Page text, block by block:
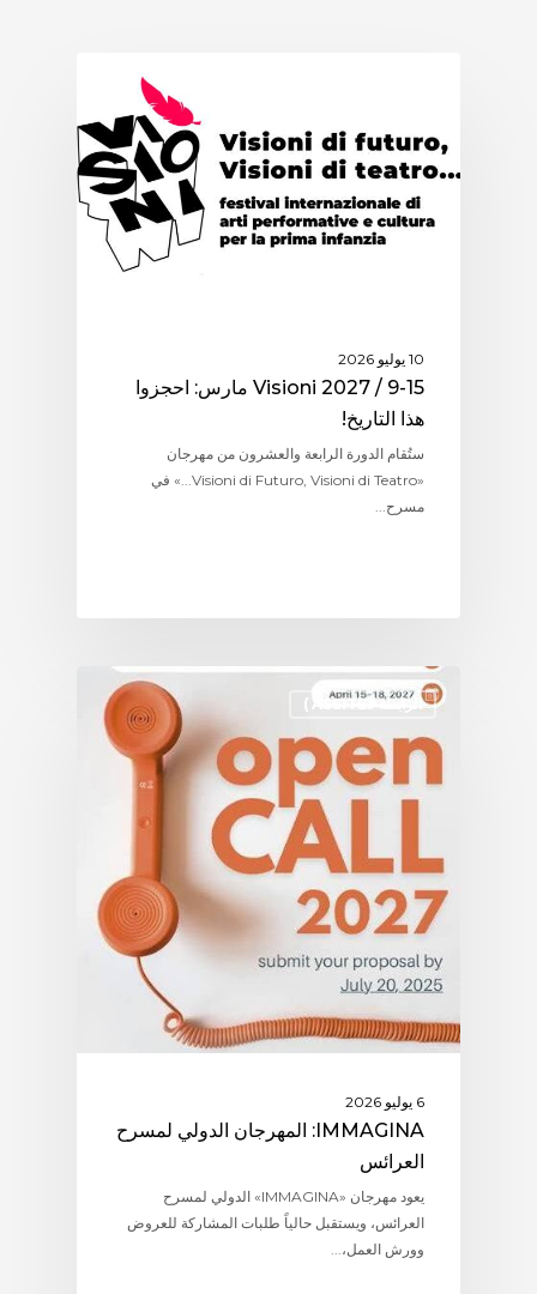
10 يوليو 2026
Visioni 2027 / 9-15 مارس: احجزوا
هذا التاريخ!
ستُقام الدورة الرابعة والعشرون من مهرجان
«Visioni di Futuro, Visioni di Teatro...» في
مسرح...
الرابطة ASSITEJ )
6 يوليو 2026
IMMAGINA: المهرجان الدولي لمسرح
العرائس
يعود مهرجان «IMMAGINA» الدولي لمسرح
العرائس، ويستقبل حالياً طلبات المشاركة للعروض
وورش العمل،...